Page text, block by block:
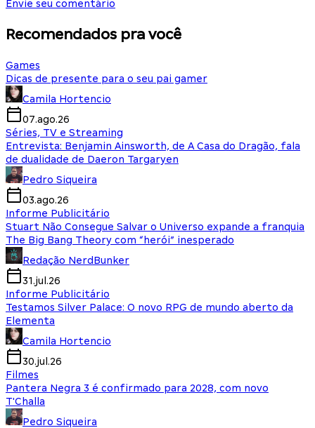
Envie seu comentário
Recomendados pra você
Games
Dicas de presente para o seu pai gamer
Camila Hortencio
07.ago.26
Séries, TV e Streaming
Entrevista: Benjamin Ainsworth, de A Casa do Dragão, fala
de dualidade de Daeron Targaryen
Pedro Siqueira
03.ago.26
Informe Publicitário
Stuart Não Consegue Salvar o Universo expande a franquia
The Big Bang Theory com “herói” inesperado
Redação NerdBunker
31.jul.26
Informe Publicitário
Testamos Silver Palace: O novo RPG de mundo aberto da
Elementa
Camila Hortencio
30.jul.26
Filmes
Pantera Negra 3 é confirmado para 2028, com novo
T'Challa
Pedro Siqueira